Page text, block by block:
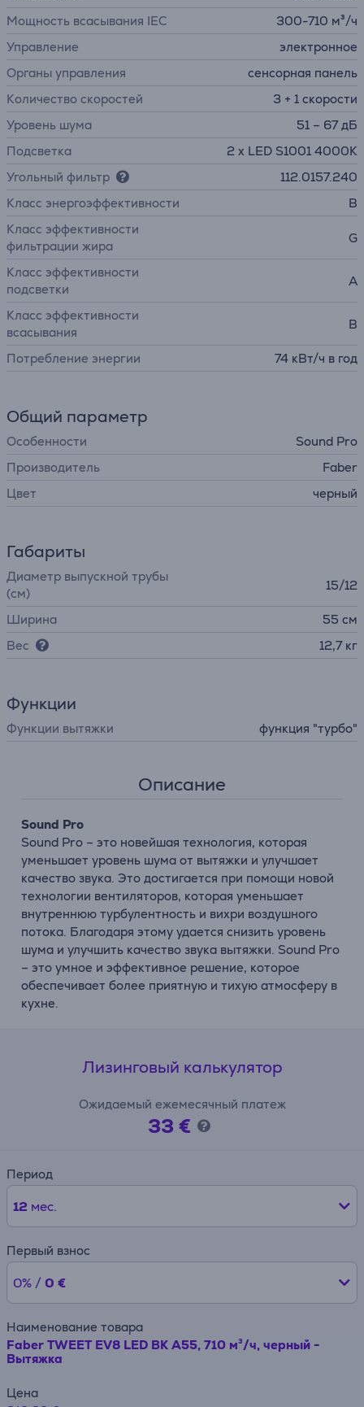
Мощность всасывания IEC
300-710 м³/ч
Управление
электронное
Органы управления
сенсорная панель
Количество скоростей
3 + 1 скорости
Уровень шума
51 – 67 дБ
Подсветка
2 x LED S1001 4000K
Угольный фильтр
112.0157.240
Класс энергоэффективности
B
Класс эффективности
фильтрации жира
G
Класс эффективности
подсветки
A
Класс эффективности
всасывания
B
Потребление энергии 74 кВт/ч в год
Общий параметр
Особенности
Sound Pro
Производитель
Faber
Цвет
черный
Габариты
Диаметр выпускной трубы
(см)
15/12
Ширина
55 см
Вес
12,7 кг
Функции
Функции вытяжки функция "турбо"
Описание
Sound Pro
Sound Pro – это новейшая технология, которая
уменьшает уровень шума от вытяжки и улучшает
качество звука. Это достигается при помощи новой
технологии вентиляторов, которая уменьшает
внутреннюю турбулентность и вихри воздушного
потока. Благодаря этому удается снизить уровень
шума и улучшить качество звука вытяжки. Sound Pro
– это умное и эффективное решение, которое
обеспечивает более приятную и тихую атмосферу в
кухне.
Лизинговый калькулятор
Ожидаемый ежемесячный платеж
33 €
Период
12 мес.
Первый взнос
0% / 0 €
Наименование товара
Faber TWEET EV8 LED BK A55, 710 м³/ч, черный -
Вытяжка
Цена